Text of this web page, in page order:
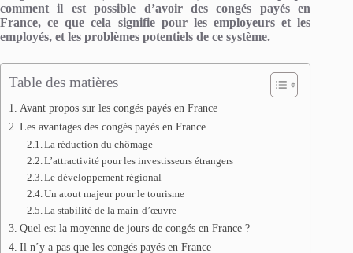
comment il est possible d’avoir des congés payés en
France, ce que cela signifie pour les employeurs et les
employés, et les problèmes potentiels de ce système.
Table des matières
Avant propos sur les congés payés en France
Les avantages des congés payés en France
La réduction du chômage
L’attractivité pour les investisseurs étrangers
Le développement régional
Un atout majeur pour le tourisme
La stabilité de la main-d’œuvre
Quel est la moyenne de jours de congés en France ?
Il n’y a pas que les congés payés en France